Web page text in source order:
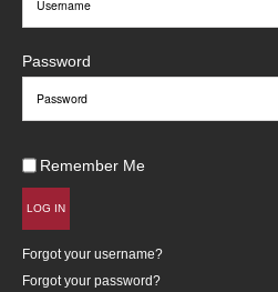
Password
Remember Me
LOG IN
Forgot your username?
Forgot your password?